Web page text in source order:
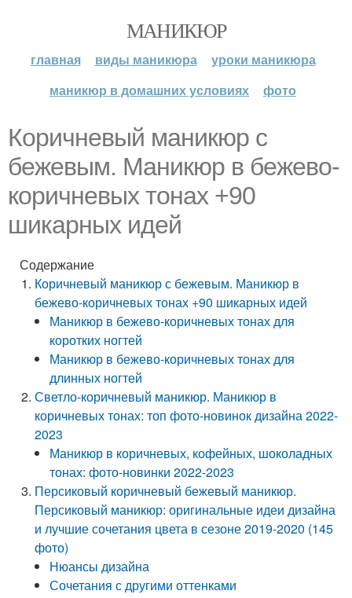
МАНИКЮР
главная виды маникюра
уроки маникюра
маникюр в домашних условиях
фото
Коричневый маникюр с
бежевым. Маникюр в бежево-
коричневых тонах +90
шикарных идей
Содержание
Коричневый маникюр с бежевым. Маникюр в
бежево-коричневых тонах +90 шикарных идей
Маникюр в бежево-коричневых тонах для
коротких ногтей
Маникюр в бежево-коричневых тонах для
длинных ногтей
Светло-коричневый маникюр. Маникюр в
коричневых тонах: топ фото-новинок дизайна 2022-
2023
Маникюр в коричневых, кофейных, шоколадных
тонах: фото-новинки 2022-2023
Персиковый коричневый бежевый маникюр.
Персиковый маникюр: оригинальные идеи дизайна
и лучшие сочетания цвета в сезоне 2019-2020 (145
фото)
Нюансы дизайна
Сочетания с другими оттенками